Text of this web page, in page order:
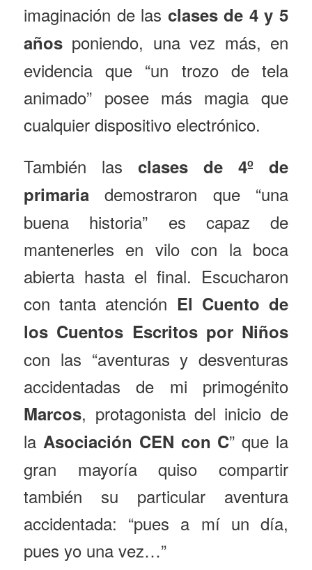
imaginación de las clases de 4 y 5
años poniendo, una vez más, en
evidencia que “un trozo de tela
animado” posee más magia que
cualquier dispositivo electrónico.
También lasclases de 4º de
primaria demostraron que “una
buena historia” es capaz de
mantenerles en vilo con la boca
abierta hasta el final. Escucharon
con tanta atención El Cuento de
los Cuentos Escritos por Niños
con las “aventuras y desventuras
accidentadas de mi primogénito
Marcos, protagonista del inicio de
la Asociación CEN con C” que la
gran mayoría quiso compartir
también su particular aventura
accidentada: “pues a mí un día,
pues yo una vez…”